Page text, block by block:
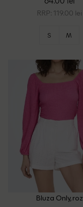
RRP: 119.00 lei
S M
Bluza Only, roz